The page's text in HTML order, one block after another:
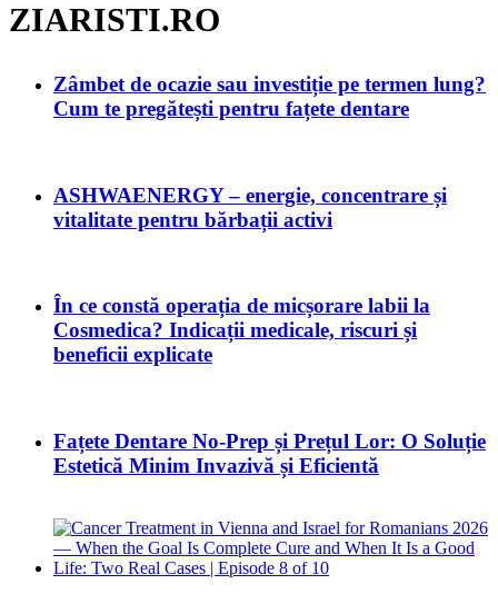
ZIARISTI.RO
Zâmbet de ocazie sau investiție pe termen lung?
Cum te pregătești pentru fațete dentare
ASHWAENERGY – energie, concentrare și
vitalitate pentru bărbații activi
În ce constă operația de micșorare labii la
Cosmedica? Indicații medicale, riscuri și
beneficii explicate
Fațete Dentare No-Prep și Prețul Lor: O Soluție
Estetică Minim Invazivă și Eficientă